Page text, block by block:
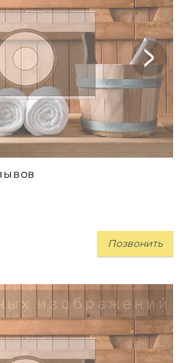
Позвонить